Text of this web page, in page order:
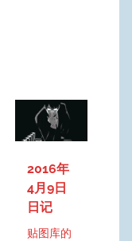
2016年
4月9日
日记
贴图库的